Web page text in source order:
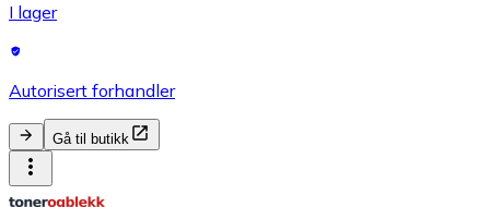
I lager
Autorisert forhandler
Gå til butikk